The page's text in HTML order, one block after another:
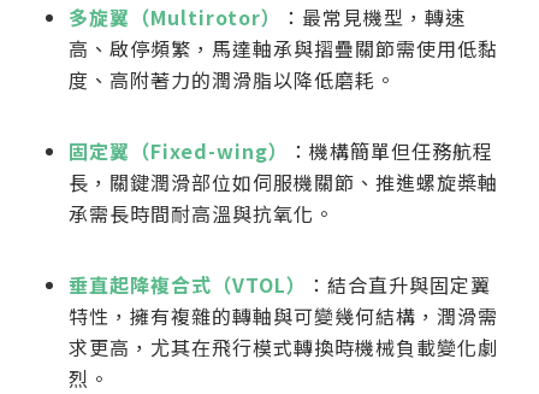
多旋翼（Multirotor）
：最常見機型，轉速
高、啟停頻繁，馬達軸承與摺疊關節需使用低黏
度、高附著力的潤滑脂以降低磨耗。
固定翼（Fixed-wing）
：機構簡單但任務航程
長，關鍵潤滑部位如伺服機關節、推進螺旋槳軸
承需長時間耐高溫與抗氧化。
垂直起降複合式（VTOL）
：結合直升與固定翼
特性，擁有複雜的轉軸與可變幾何結構，潤滑需
求更高，尤其在飛行模式轉換時機械負載變化劇
烈。